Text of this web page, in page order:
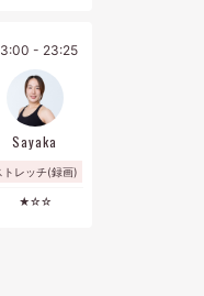
- 23:25
Sayaka
トレッチ(録画)
★☆☆